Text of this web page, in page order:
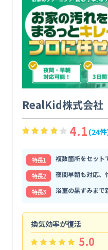
RealKid株式会社
4.1 (24
特⻑1
複数箇所をセット
特⻑2
特⻑3
浴室の黒ずみまで
換気効率が復活
5.0